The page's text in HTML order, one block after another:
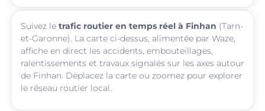
Suivez le trafic routier en temps réel à Finhan (Tarn-
et-Garonne). La carte ci-dessus, alimentée par Waze,
affiche en direct les accidents, embouteillages,
ralentissements et travaux signalés sur les axes autour
de Finhan. Déplacez la carte ou zoomez pour explorer
le réseau routier local.